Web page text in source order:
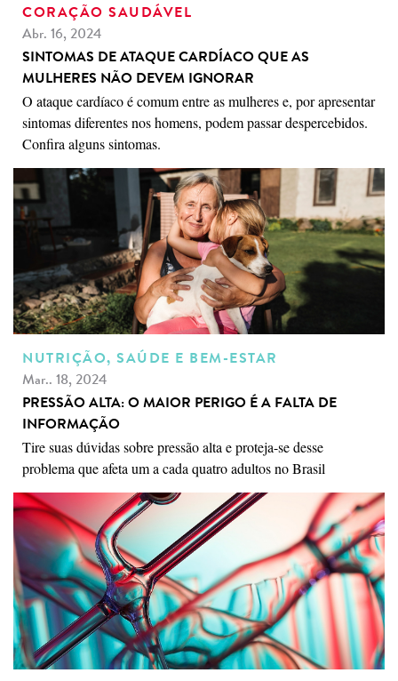
CORAÇÃO SAUDÁVEL
Abr. 16, 2024
SINTOMAS DE ATAQUE CARDÍACO QUE AS
MULHERES NÃO DEVEM IGNORAR
O ataque cardíaco é comum entre as mulheres e, por apresentar
sintomas diferentes nos homens, podem passar despercebidos.
Confira alguns sintomas.
NUTRIÇÃO, SAÚDE E BEM-ESTAR
Mar.. 18, 2024
PRESSÃO ALTA: O MAIOR PERIGO É A FALTA DE
INFORMAÇÃO
Tire suas dúvidas sobre pressão alta e proteja-se desse
problema que afeta um a cada quatro adultos no Brasil